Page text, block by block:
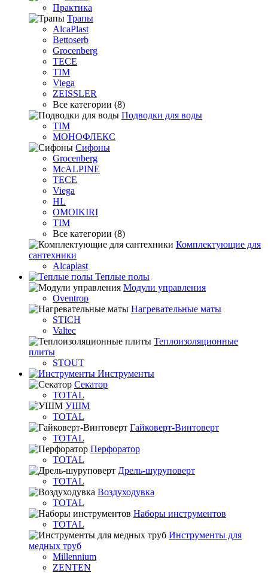
Практика
Трапы
AlcaPlast
Bettoserb
Grocenberg
TECE
TIM
Viega
ZEISSLER
Все категории (8)
Подводки для воды
TIM
МОНОФЛЕКС
Сифоны
Grocenberg
McALPINE
TECE
Viega
HL
OMOIKIRI
TIM
Все категории (8)
Комплектующие для
сантехники
Alcaplast
Теплые полы
Модули управления
Oventrop
Нагревательные маты
STICH
Valtec
Теплоизоляционные
плиты
STOUT
Инструменты
Секатор
TOTAL
УШМ
TOTAL
Гайковерт-Винтоверт
TOTAL
Перфоратор
TOTAL
Дрель-шуруповерт
TOTAL
Воздуходувка
TOTAL
Наборы инструментов
TOTAL
Инструменты для
медных труб
Millennium
ZENTEN